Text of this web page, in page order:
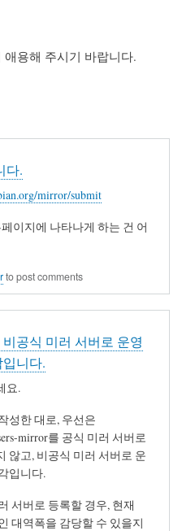
애용해 주시기 바랍니다.
다.
mirror/submit
이지에 나타나게 하는 건 어
to post comments
공식 미러 서버로 운영
니다.
요.
성한 대로, 우선은
mirror를 공식 미러 서버로
않고, 비공식 미러 서버로 운
입니다.
서버로 등록할 경우, 현재
대역폭을 감당할 수 있을지